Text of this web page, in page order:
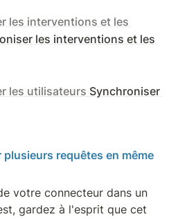
les interventions et les
les interventions et les
les utilisateurs Synchroniser
requêtes en même
votre connecteur dans un
gardez à l'esprit que cet